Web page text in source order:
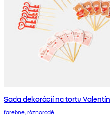
Sada dekorácií na tortu Valentín
farebné, rôznorodé